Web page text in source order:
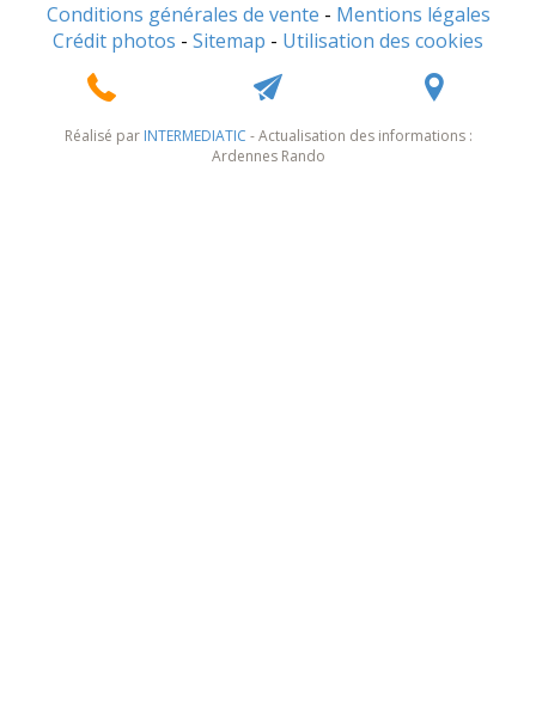
Conditions générales de vente - Mentions légales
Crédit photos - Sitemap - Utilisation des cookies
Réalisé par INTERMEDIATIC - Actualisation des informations :
Ardennes Rando